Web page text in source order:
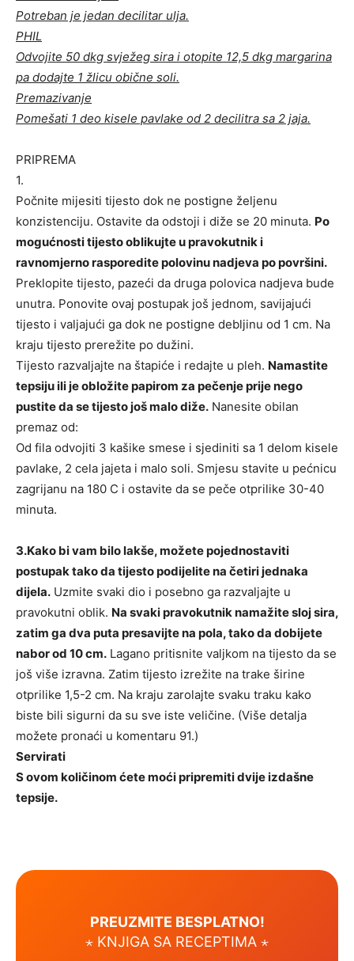
Potreban je jedan decilitar ulja.
PHIL
Odvojite 50 dkg svježeg sira i otopite 12,5 dkg margarina
pa dodajte 1 žlicu obične soli.
Premazivanje
Pomešati 1 deo kisele pavlake od 2 decilitra sa 2 jaja.
PRIPREMA
1.
Počnite mijesiti tijesto dok ne postigne željenu
konzistenciju. Ostavite da odstoji i diže se 20 minuta. Po
mogućnosti tijesto oblikujte u pravokutnik i
ravnomjerno rasporedite polovinu nadjeva po površini.
Preklopite tijesto, pazeći da druga polovica nadjeva bude
unutra. Ponovite ovaj postupak još jednom, savijajući
tijesto i valjajući ga dok ne postigne debljinu od 1 cm. Na
kraju tijesto prerežite po dužini.
Tijesto razvaljajte na štapiće i redajte u pleh. Namastite
tepsiju ili je obložite papirom za pečenje prije nego
pustite da se tijesto još malo diže. Nanesite obilan
premaz od:
Od fila odvojiti 3 kašike smese i sjediniti sa 1 delom kisele
pavlake, 2 cela jajeta i malo soli. Smjesu stavite u pećnicu
zagrijanu na 180 C i ostavite da se peče otprilike 30-40
minuta.
3.Kako bi vam bilo lakše, možete pojednostaviti
postupak tako da tijesto podijelite na četiri jednaka
dijela. Uzmite svaki dio i posebno ga razvaljajte u
pravokutni oblik. Na svaki pravokutnik namažite sloj sira,
zatim ga dva puta presavijte na pola, tako da dobijete
nabor od 10 cm. Lagano pritisnite valjkom na tijesto da se
još više izravna. Zatim tijesto izrežite na trake širine
otprilike 1,5-2 cm. Na kraju zarolajte svaku traku kako
biste bili sigurni da su sve iste veličine. (Više detalja
možete pronaći u komentaru 91.)
Servirati
S ovom količinom ćete moći pripremiti dvije izdašne
tepsije.
PREUZMITE BESPLATNO!
⋆ KNJIGA SA RECEPTIMA ⋆